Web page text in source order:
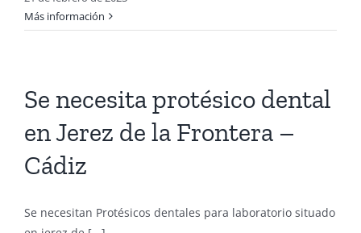
Más información
Se necesita protésico dental
en Jerez de la Frontera –
Cádiz
Se necesitan Protésicos dentales para laboratorio situado